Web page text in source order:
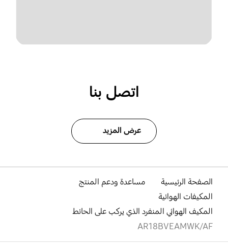
اتصل بنا
عرض المزيد
الصفحة الرئيسية
مساعدة ودعم المنتج
المكيفات الهوائية
المكيف الهوائي المنفرد الذي يركب على الحائط
AR18BVEAMWK/AF